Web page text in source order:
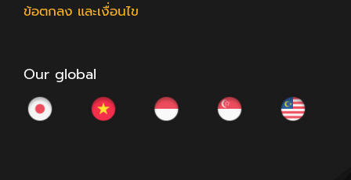
ข้อตกลง และเงื่อนไข
Our global